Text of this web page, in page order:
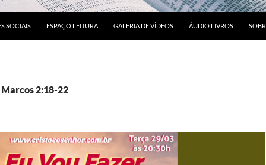
SOCIAIS ESPAÇO LEITURA GALERIA DE VÍDEOS ÁUDIO LIVROS
2:18-22